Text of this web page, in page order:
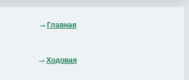
Главная
Ходовая